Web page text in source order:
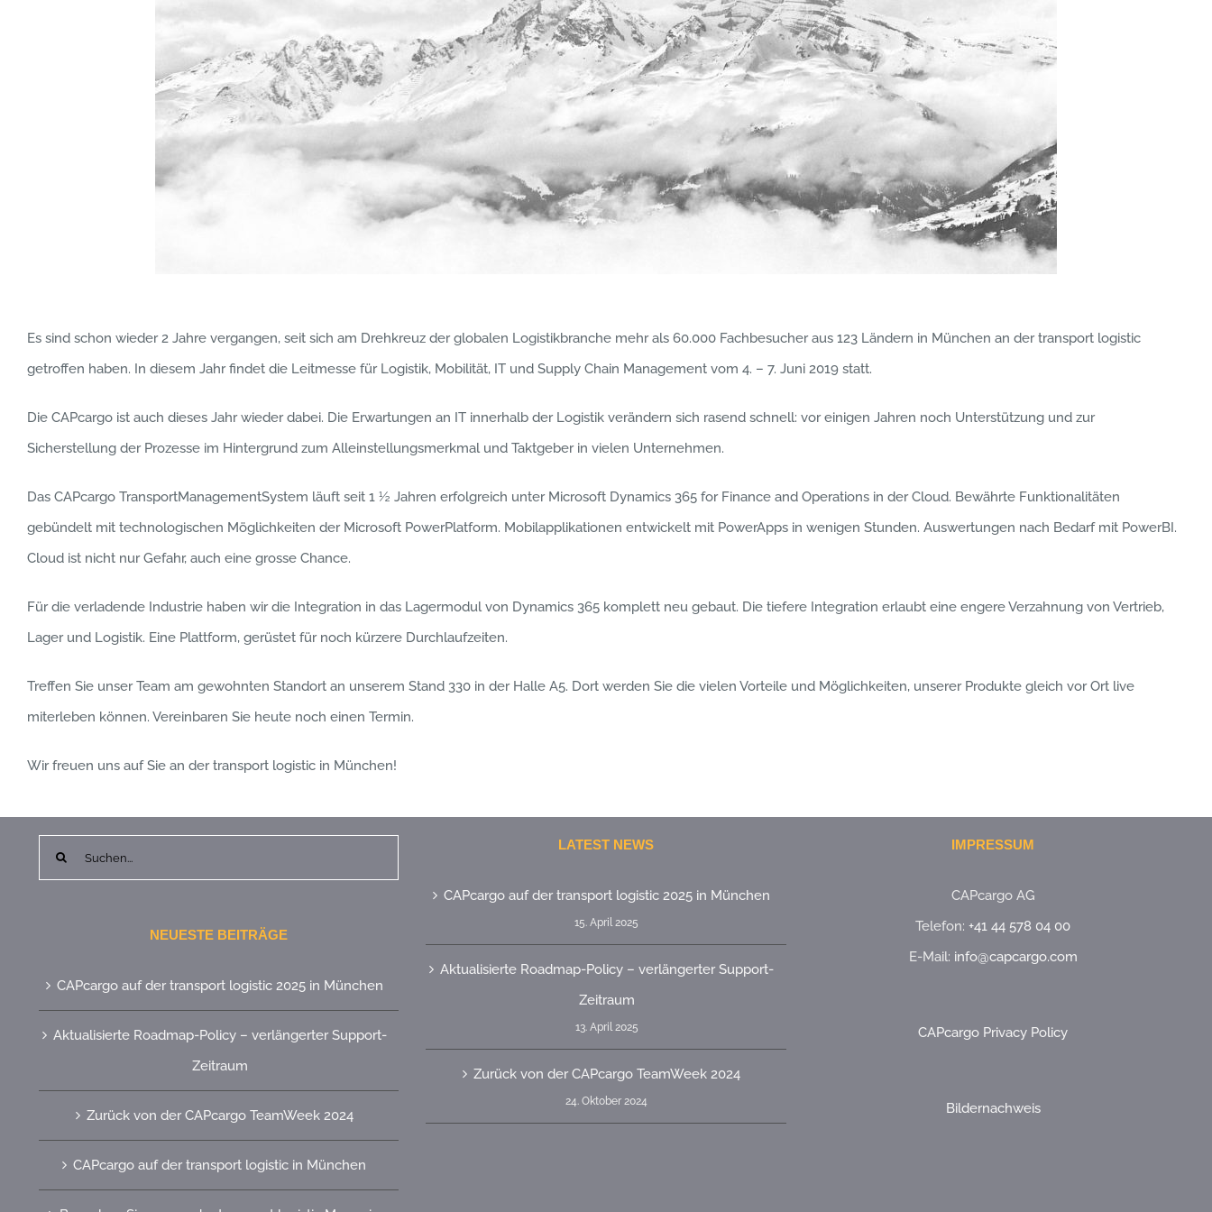
Es sind schon wieder 2 Jahre vergangen, seit sich am Drehkreuz der globalen Logistikbranche mehr als 60.000 Fachbesucher aus 123 Ländern in München an der transport logistic
getroffen haben. In diesem Jahr findet die Leitmesse für Logistik, Mobilität, IT und Supply Chain Management vom 4. – 7. Juni 2019 statt.
Die CAPcargo ist auch dieses Jahr wieder dabei. Die Erwartungen an IT innerhalb der Logistik verändern sich rasend schnell: vor einigen Jahren noch Unterstützung und zur
Sicherstellung der Prozesse im Hintergrund zum Alleinstellungsmerkmal und Taktgeber in vielen Unternehmen.
Das CAPcargo TransportManagementSystem läuft seit 1 ½ Jahren erfolgreich unter Microsoft Dynamics 365 for Finance and Operations in der Cloud. Bewährte Funktionalitäten
gebündelt mit technologischen Möglichkeiten der Microsoft PowerPlatform. Mobilapplikationen entwickelt mit PowerApps in wenigen Stunden. Auswertungen nach Bedarf mit PowerBI.
Cloud ist nicht nur Gefahr, auch eine grosse Chance.
Für die verladende Industrie haben wir die Integration in das Lagermodul von Dynamics 365 komplett neu gebaut. Die tiefere Integration erlaubt eine engere Verzahnung von Vertrieb,
Lager und Logistik. Eine Plattform, gerüstet für noch kürzere Durchlaufzeiten.
Treffen Sie unser Team am gewohnten Standort an unserem Stand 330 in der Halle A5. Dort werden Sie die vielen Vorteile und Möglichkeiten, unserer Produkte gleich vor Ort live
miterleben können. Vereinbaren Sie heute noch einen Termin.
Wir freuen uns auf Sie an der transport logistic in München!
Suche
nach:
NEUESTE BEITRÄGE
CAPcargo auf der transport logistic 2025 in München
Aktualisierte Roadmap-Policy – verlängerter Support-
Zeitraum
Zurück von der CAPcargo TeamWeek 2024
CAPcargo auf der transport logistic in München
LATEST NEWS
CAPcargo auf der transport logistic 2025 in München
15. April 2025
Aktualisierte Roadmap-Policy – verlängerter Support-
Zeitraum
13. April 2025
Zurück von der CAPcargo TeamWeek 2024
24. Oktober 2024
IMPRESSUM
CAPcargo AG
Telefon:+41 44 578 04 00
E-Mail: info@capcargo.com
CAPcargo Privacy Policy
Bildernachweis